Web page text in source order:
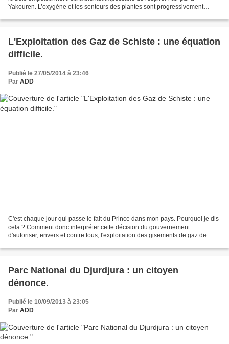
Yakouren. L’oxygène et les senteurs des plantes sont progressivement
L'Exploitation des Gaz de Schiste : une équation
difficile.
Publié le 27/05/2014 à 23:46
Par ADD
C'est chaque jour qui passe le fait du Prince dans mon pays. Pourquoi je dis
cela ? Comment donc interpréter cette décision du gouvernement
d'autoriser, envers et contre tous, l'exploitation des gisements de gaz de
Parc National du Djurdjura : un citoyen
dénonce.
Publié le 10/09/2013 à 23:05
Par ADD